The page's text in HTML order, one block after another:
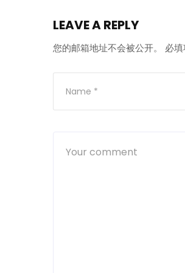
LEAVE A REPLY
您的邮箱地址不会被公开。 必